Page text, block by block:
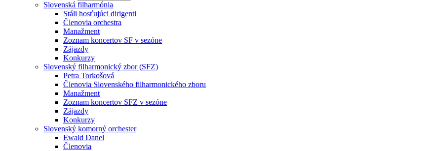
Slovenská filharmónia
Stáli hosťujúci dirigenti
Členovia orchestra
Manažment
Zoznam koncertov SF v sezóne
Zájazdy
Konkurzy
Slovenský filharmonický zbor (SFZ)
Petra Torkošová
Členovia Slovenského filharmonického zboru
Manažment
Zoznam koncertov SFZ v sezóne
Zájazdy
Konkurzy
Slovenský komorný orchester
Ewald Danel
Členovia